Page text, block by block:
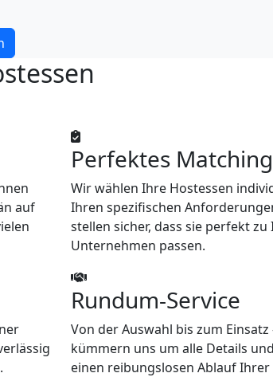
auf
Perfektes Matching
Wir wählen Ihre Hostessen
Ihren spezifischen
stellen sicher, dass sie perfekt zu
Unternehmen passen.
Rundum-Service
Von der Auswahl bis zum Einsatz
kümmern uns um alle Details
einen reibungslosen Ablauf Ihrer